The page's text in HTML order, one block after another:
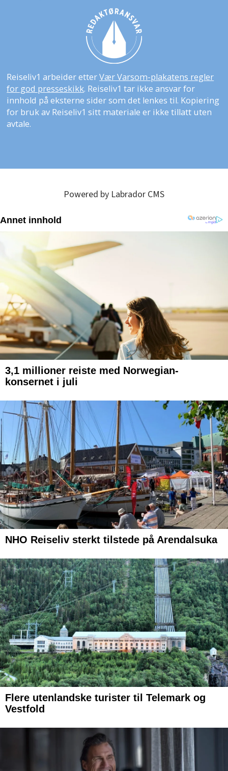
Reiseliv1 arbeider etterVær Varsom-plakatens regler
for god presseskikk. Reiseliv1 tar ikke ansvar for
innhold på eksterne sider som det lenkes til. Kopiering
for bruk av Reiseliv1 sitt materiale er ikke tillatt uten
avtale.
Powered by Labrador CMS